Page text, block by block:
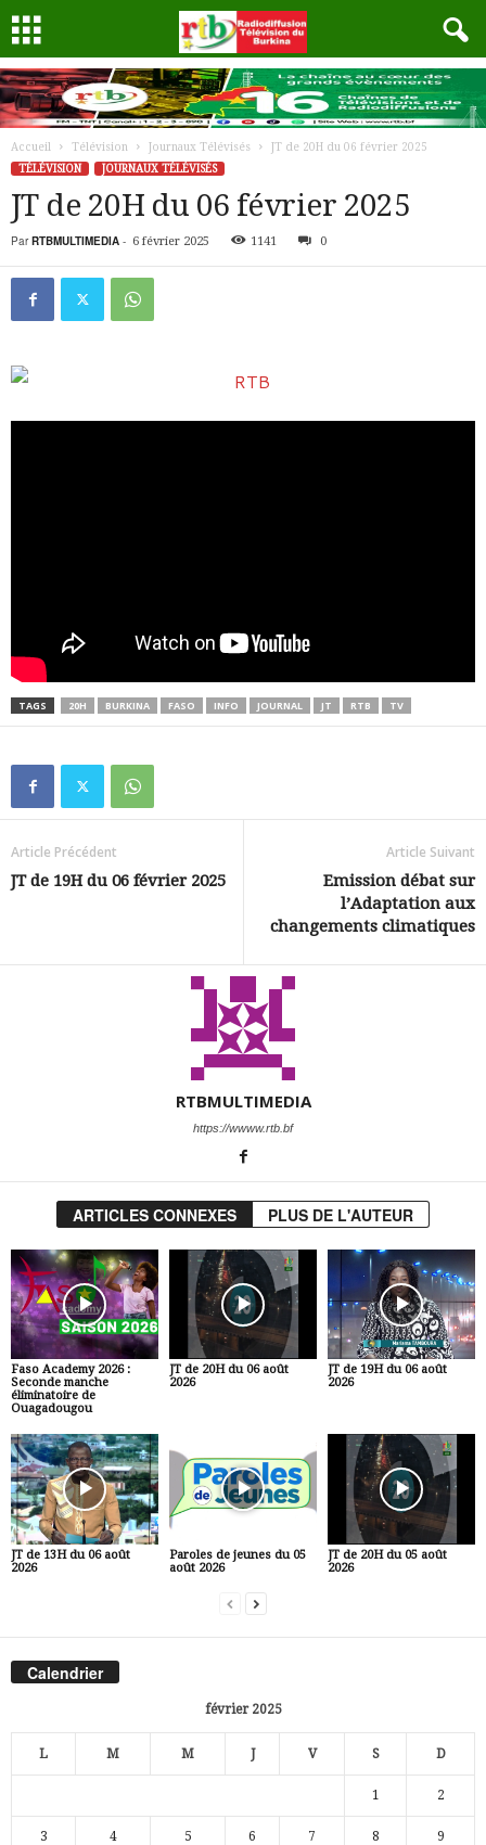
Accueil Télévision Journaux Télévisés
JT de 20H du 06 février 2025
TÉLÉVISION
JOURNAUX TÉLÉVISÉS
JT de 20H du 06 février 2025
Par RTBMULTIMEDIA - 6 février 2025 1141 0
TAGS 20H BURKINA FASO INFO JOURNAL JT RTB TV
Article Précédent
JT de 19H du 06 février 2025
Article Suivant
Emission débat sur
l’Adaptation aux
changements climatiques
RTBMULTIMEDIA
https://wwww.rtb.bf
ARTICLES CONNEXES PLUS DE L'AUTEUR
Faso Academy 2026 :
Seconde manche
éliminatoire de
Ouagadougou
JT de 20H du 06 août
2026
JT de 19H du 06 août
2026
JT de 13H du 06 août
2026
Paroles de jeunes du 05
août 2026
JT de 20H du 05 août
2026
Calendrier
février 2025
L M M J V S D
1 2
3 4 5 6 7 8 9